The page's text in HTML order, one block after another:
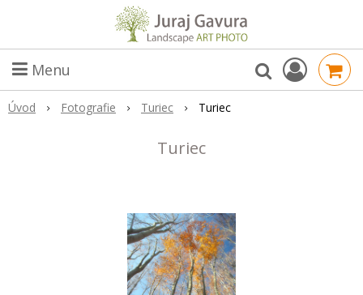
Menu
Úvod Fotografie Turiec Turiec
Turiec